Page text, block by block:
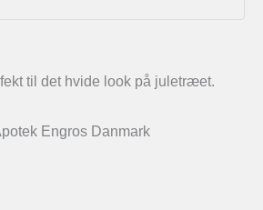
til det hvide look på juletræet.
Engros Danmark